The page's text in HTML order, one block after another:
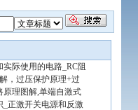
际使用的电路_RC阻
，过压保护原理+过
原理图解,单端自激式
正激开关电源和反激